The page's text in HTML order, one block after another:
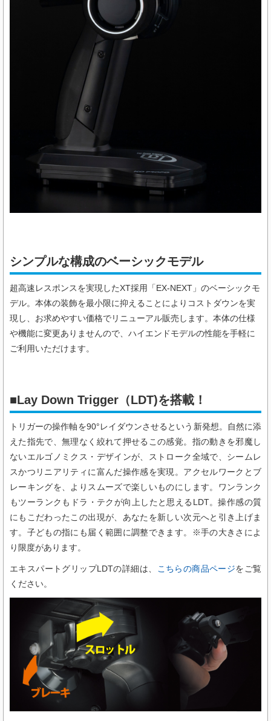
シンプルな構成のベーシックモデル
超高速レスポンスを実現したXT採用「EX-NEXT」のベーシックモ
デル。本体の装飾を最小限に抑えることによりコストダウンを実
現し、お求めやすい価格でリニューアル販売します。本体の仕様
や機能に変更ありませんので、ハイエンドモデルの性能を手軽に
ご利用いただけます。
■Lay Down Trigger（LDT)を搭載！
トリガーの操作軸を90°レイダウンさせるという新発想。自然に添
えた指先で、無理なく絞れて押せるこの感覚。指の動きを邪魔し
ないエルゴノミクス・デザインが、ストローク全域で、シームレ
スかつリニアリティに富んだ操作感を実現。アクセルワークとブ
レーキングを、よりスムーズで楽しいものにします。ワンランク
もツーランクもドラ・テクが向上したと思えるLDT。操作感の質
にもこだわったこの出現が、あなたを新しい次元へと引き上げま
す。子どもの指にも届く範囲に調整できます。※手の大きさによ
り限度があります。
エキスパートグリップLDTの詳細は、 こちらの商品ページをご覧
ください。